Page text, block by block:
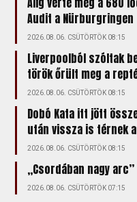
Audit a Nürburgringen
2026.08.06. CSÜTÖRTÖK 08:15
Liverpoolból szóltak
török őrült meg a
2026.08.06. CSÜTÖRTÖK 08:15
Dobó Kata itt jött
után vissza is térnek
2026.08.06. CSÜTÖRTÖK 08:15
„Csordában nagy arc”
2026.08.06. CSÜTÖRTÖK 07:15